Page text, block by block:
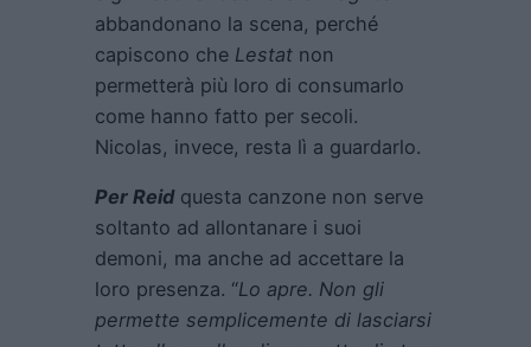
abbandonano la scena, perché
capiscono che Lestat non
permetterà più loro di consumarlo
come hanno fatto per secoli.
Nicolas, invece, resta lì a guardarlo.
Per Reidquesta canzone non serve
soltanto ad allontanare i suoi
demoni, ma anche ad accettare la
loro presenza. “Lo apre. Non gli
permette semplicemente di lasciarsi